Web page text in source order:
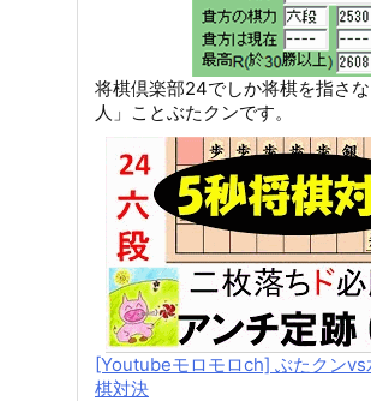
将棋倶楽部24でしか将棋を指さ
人」ことぶたクンです。
[Youtubeモロモロch] ぶたクン
棋対決